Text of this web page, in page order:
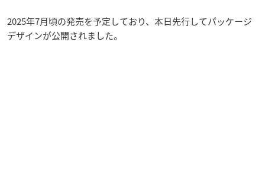
2025年7月頃の発売を予定しており、本日先行してパッケージ
デザインが公開されました。